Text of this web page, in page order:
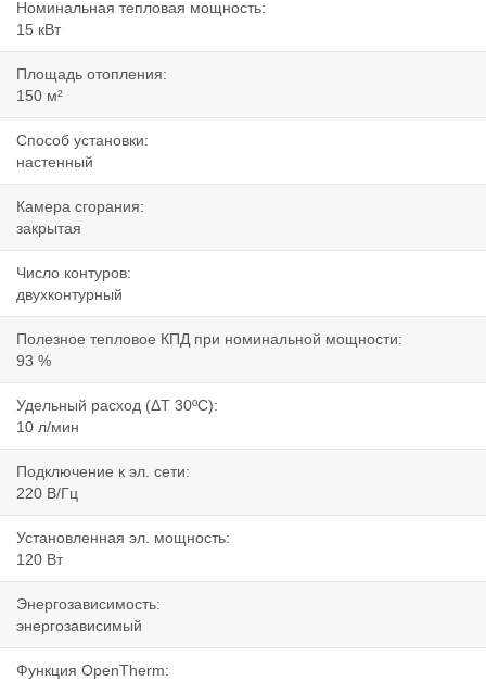
Номинальная тепловая мощность:
15 кВт
Площадь отопления:
150 м²
Способ установки:
настенный
Камера сгорания:
закрытая
Число контуров:
двухконтурный
Полезное тепловое КПД при номинальной мощности:
93 %
Удельный расход (ΔT 30ºC):
10 л/мин
Подключение к эл. сети:
220 В/Гц
Установленная эл. мощность:
120 Вт
Энергозависимость:
энергозависимый
Функция OpenTherm: